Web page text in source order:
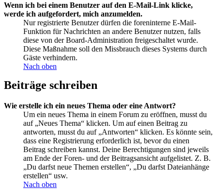
Wenn ich bei einem Benutzer auf den E-Mail-Link klicke,
werde ich aufgefordert, mich anzumelden.
Nur registrierte Benutzer dürfen die foreninterne E-Mail-
Funktion für Nachrichten an andere Benutzer nutzen, falls
diese von der Board-Administration freigeschaltet wurde.
Diese Maßnahme soll den Missbrauch dieses Systems durch
Gäste verhindern.
Nach oben
Beiträge schreiben
Wie erstelle ich ein neues Thema oder eine Antwort?
Um ein neues Thema in einem Forum zu eröffnen, musst du
auf „Neues Thema“ klicken. Um auf einen Beitrag zu
antworten, musst du auf „Antworten“ klicken. Es könnte sein,
dass eine Registrierung erforderlich ist, bevor du einen
Beitrag schreiben kannst. Deine Berechtigungen sind jeweils
am Ende der Foren- und der Beitragsansicht aufgelistet. Z. B.
„Du darfst neue Themen erstellen“, „Du darfst Dateianhänge
erstellen“ usw.
Nach oben